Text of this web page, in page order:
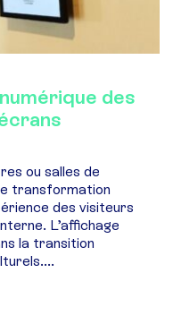
des
ou salles de
transformation
des visiteurs
L’affichage
la transition